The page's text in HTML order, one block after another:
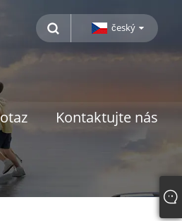
český
Kontaktujte nás